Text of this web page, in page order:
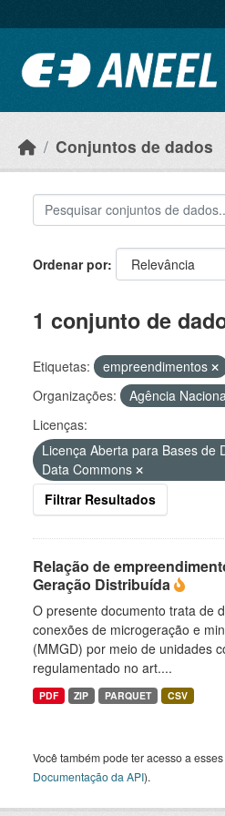
Conjuntos de dados
Ordenar por
1 conjunto de
Etiquetas: empreendimentos
Organizações:
Agência
Licenças:
Licença Aberta para Bases de
Data Commons
Filtrar Resultados
Relação de
Geração Distribuída
O presente documento trata de
conexões de microgeração e
(MMGD) por meio de unidades
regulamentado no art....
PDF ZIP PARQUET CSV
Você também pode ter acesso a
Documentação da API).